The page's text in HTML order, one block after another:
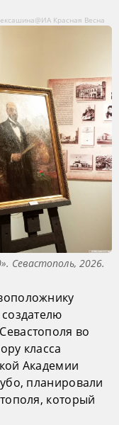
Красная Весна
Севастополь, 2026.
во
класса
Академии
планировали
который